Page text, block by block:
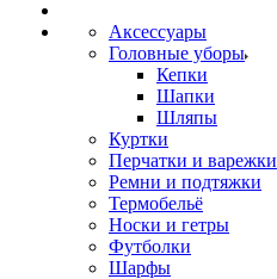
Аксессуары
Головные уборы
Кепки
Шапки
Шляпы
Куртки
Перчатки и варежки
Ремни и подтяжки
Термобельё
Носки и гетры
Футболки
Шарфы